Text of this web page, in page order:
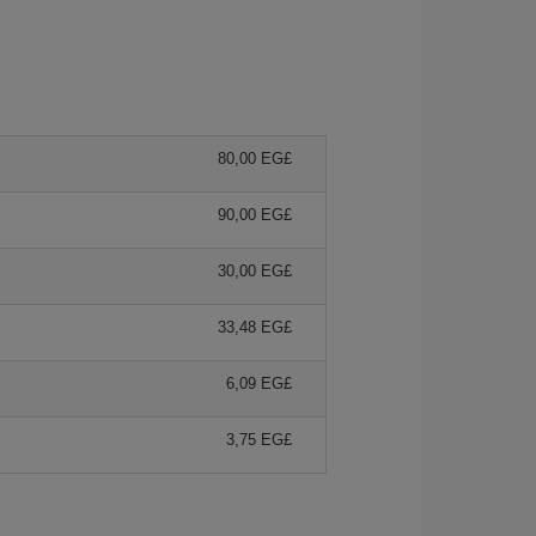
80,00 EG£
90,00 EG£
30,00 EG£
33,48 EG£
6,09 EG£
3,75 EG£